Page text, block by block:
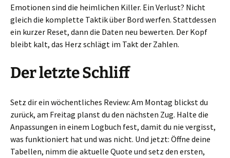
Emotionen sind die heimlichen Killer. Ein Verlust? Nicht
gleich die komplette Taktik über Bord werfen. Stattdessen
ein kurzer Reset, dann die Daten neu bewerten. Der Kopf
bleibt kalt, das Herz schlägt im Takt der Zahlen.
Der letzte Schliff
Setz dir ein wöchentliches Review: Am Montag blickst du
zurück, am Freitag planst du den nächsten Zug. Halte die
Anpassungen in einem Logbuch fest, damit du nie vergisst,
was funktioniert hat und was nicht. Und jetzt: Öffne deine
Tabellen, nimm die aktuelle Quote und setz den ersten,